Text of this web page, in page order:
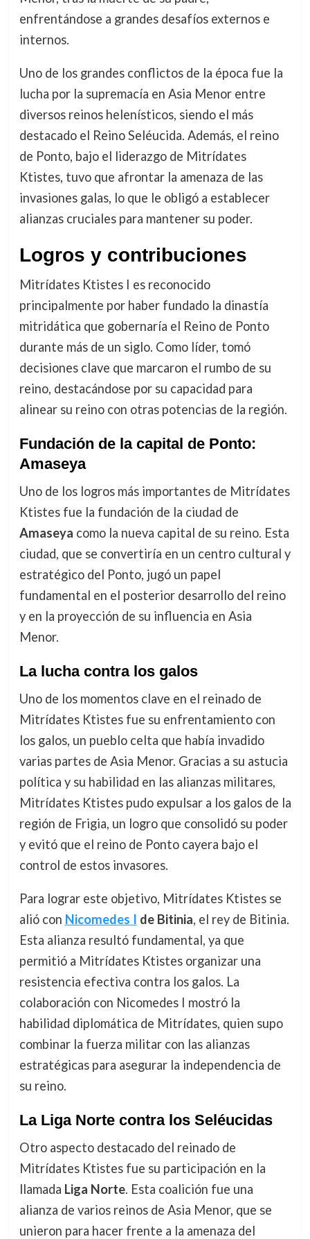
enfrentándose a grandes desafíos externos e
internos.
Uno de los grandes conflictos de la época fue la
lucha por la supremacía en Asia Menor entre
diversos reinos helenísticos, siendo el más
destacado el Reino Seléucida. Además, el reino
de Ponto, bajo el liderazgo de Mitrídates
Ktistes, tuvo que afrontar la amenaza de las
invasiones galas, lo que le obligó a establecer
alianzas cruciales para mantener su poder.
Logros y contribuciones
Mitrídates Ktistes I es reconocido
principalmente por haber fundado la dinastía
mitridática que gobernaría el Reino de Ponto
durante más de un siglo. Como líder, tomó
decisiones clave que marcaron el rumbo de su
reino, destacándose por su capacidad para
alinear su reino con otras potencias de la región.
Fundación de la capital de Ponto:
Amaseya
Uno de los logros más importantes de Mitrídates
Ktistes fue la fundación de la ciudad de
Amaseya como la nueva capital de su reino. Esta
ciudad, que se convertiría en un centro cultural y
estratégico del Ponto, jugó un papel
fundamental en el posterior desarrollo del reino
y en la proyección de su influencia en Asia
Menor.
La lucha contra los galos
Uno de los momentos clave en el reinado de
Mitrídates Ktistes fue su enfrentamiento con
los galos, un pueblo celta que había invadido
varias partes de Asia Menor. Gracias a su astucia
política y su habilidad en las alianzas militares,
Mitrídates Ktistes pudo expulsar a los galos de la
región de Frigia, un logro que consolidó su poder
y evitó que el reino de Ponto cayera bajo el
control de estos invasores.
Para lograr este objetivo, Mitrídates Ktistes se
alió con Nicomedes I de Bitinia, el rey de Bitinia.
Esta alianza resultó fundamental, ya que
permitió a Mitrídates Ktistes organizar una
resistencia efectiva contra los galos. La
colaboración con Nicomedes I mostró la
habilidad diplomática de Mitrídates, quien supo
combinar la fuerza militar con las alianzas
estratégicas para asegurar la independencia de
su reino.
La Liga Norte contra los Seléucidas
Otro aspecto destacado del reinado de
Mitrídates Ktistes fue su participación en la
llamada Liga Norte. Esta coalición fue una
alianza de varios reinos de Asia Menor, que se
unieron para hacer frente a la amenaza del